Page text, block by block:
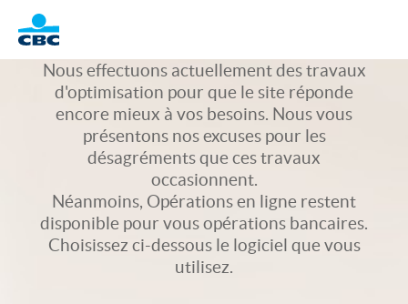
LogoNous effectuons actuellement des travaux
d'optimisation pour que le site réponde
encore mieux à vos besoins. Nous vous
présentons nos excuses pour les
désagréments que ces travaux
occasionnent.
Néanmoins, Opérations en ligne restent
disponible pour vous opérations bancaires.
Choisissez ci-dessous le logiciel que vous
utilisez.